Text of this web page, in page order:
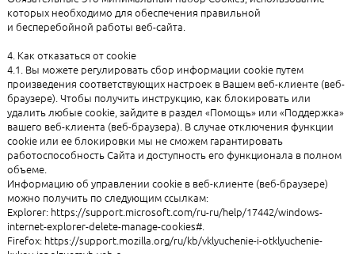
которых необходимо для обеспечения правильной
и бесперебойной работы веб-сайта.
4. Как отказаться от cookie
4.1. Вы можете регулировать сбор информации cookie путем
произведения соответствующих настроек в Вашем веб-клиенте (веб-
браузере). Чтобы получить инструкцию, как блокировать или
удалить любые cookie, зайдите в раздел «Помощь» или «Поддержка»
вашего веб-клиента (веб-браузера). В случае отключения функции
cookie или ее блокировки мы не сможем гарантировать
работоспособность Сайта и доступность его функционала в полном
объеме.
Информацию об управлении cookie в веб-клиенте (веб-браузере)
можно получить по следующим ссылкам:
Explorer: https://support.microsoft.com/ru-ru/help/17442/windows-
internet-explorer-delete-manage-cookies#.
Firefox: https://support.mozilla.org/ru/kb/vklyuchenie-i-otklyuchenie-